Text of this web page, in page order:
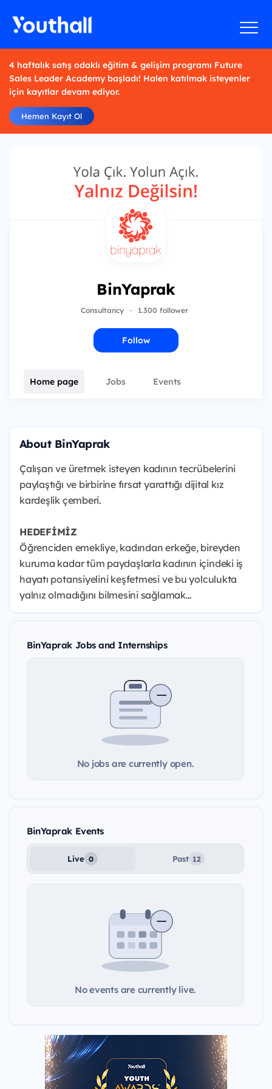
4 haftalık satış odaklı eğitim & gelişim programı Future
Sales Leader Academy başladı! Halen katılmak isteyenler
için kayıtlar devam ediyor.
Hemen Kayıt Ol
BinYaprak
Consultancy · 1.300 follower
Follow
Home page Jobs Events
About BinYaprak
Çalışan ve üretmek isteyen kadının tecrübelerini
paylaştığı ve birbirine fırsat yarattığı dijital kız
kardeşlik çemberi.
HEDEFİMİZ
Öğrenciden emekliye, kadından erkeğe, bireyden
kuruma kadar tüm paydaşlarla kadının içindeki iş
hayatı potansiyelini keşfetmesi ve bu yolculukta
yalnız olmadığını bilmesini sağlamak…
BinYaprak Jobs and Internships
No jobs are currently open.
BinYaprak Events
Live 0 Past 12
No events are currently live.